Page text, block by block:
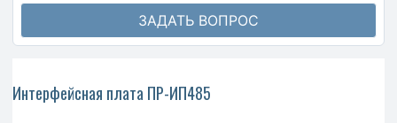
ЗАДАТЬ ВОПРОС
Интерфейсная плата ПР-ИП485